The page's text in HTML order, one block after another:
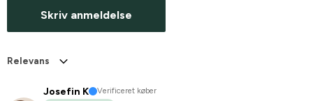
Skriv anmeldelse
Relevans
Josefin K
Verificeret køber